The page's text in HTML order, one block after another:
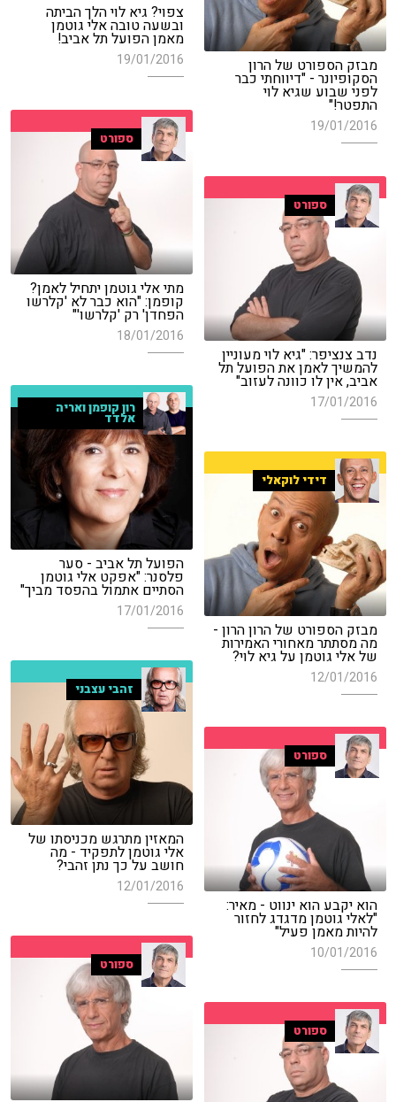
צפוי? גיא לוי הלך הביתה
ובשעה טובה אלי גוטמן
מאמן הפועל תל אביב!
19/01/2016 מבזק הספורט של הרון
הסקופיונר - "דיווחתי כבר
לפני שבוע שגיא לוי
התפטר!"
19/01/2016
ספורט
מתי אלי גוטמן יתחיל לאמן?
קופמן: "הוא כבר לא 'קלרשו
הפחדן' רק 'קלרשו'"
18/01/2016
ספורט
נדב צנציפר: "גיא לוי מעוניין
להמשיך לאמן את הפועל תל
אביב, אין לו כוונה לעזוב"
17/01/2016 רון קופמן ואריה
אלדד
הפועל תל אביב - סער
פלסנר: "אפקט אלי גוטמן
הסתיים אתמול בהפסד מביך"
17/01/2016
דידי לוקאלי
מבזק הספורט של הרון הרון -
מה מסתתר מאחורי האמירות
של אלי גוטמן על גיא לוי?
12/01/2016
זהבי עצבני
המאזין מתרגש מכניסתו של
אלי גוטמן לתפקיד - מה
חושב על כך נתן זהבי?
12/01/2016
ספורט
הוא יקבע הוא ינווט - מאיר:
"לאלי גוטמן מדגדג לחזור
להיות מאמן פעיל"
10/01/2016
ספורט
ספורט